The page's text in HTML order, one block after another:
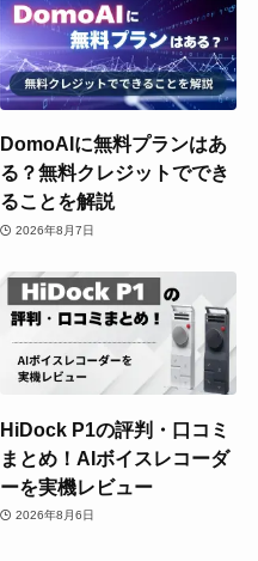
DomoAIに無料プランはあ
る？無料クレジットででき
ることを解説
2026年8月7日
HiDock P1の評判・口コミ
まとめ！AIボイスレコーダ
ーを実機レビュー
2026年8月6日